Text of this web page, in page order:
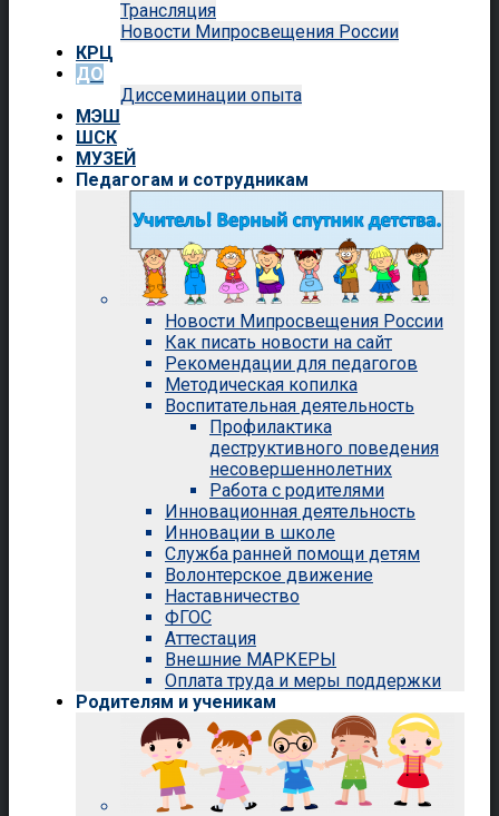
Трансляция
Новости Мипросвещения России
КРЦ
ДО
Диссеминации опыта
МЭШ
ШСК
МУЗЕЙ
Педагогам и сотрудникам
Новости Мипросвещения России
Как писать новости на сайт
Рекомендации для педагогов
Методическая копилка
Воспитательная деятельность
Профилактика
деструктивного поведения
несовершеннолетних
Работа с родителями
Инновационная деятельность
Инновации в школе
Служба ранней помощи детям
Волонтерское движение
Наставничество
ФГОС
Аттестация
Внешние МАРКЕРЫ
Оплата труда и меры поддержки
Родителям и ученикам